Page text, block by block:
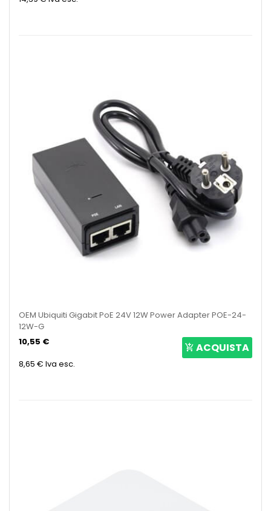
OEM Ubiquiti Gigabit PoE 24V 12W Power Adapter POE-24-
12W-G
10,55 €
8,65 € Iva esc.
ACQUISTA